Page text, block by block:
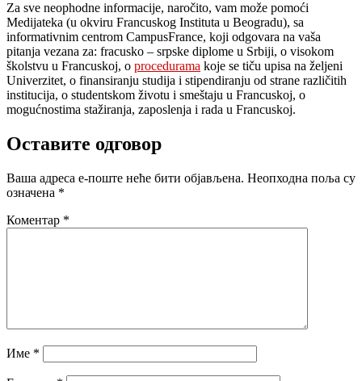
Za sve neophodne informacije, naročito, vam može pomoći
Medijateka (u okviru Francuskog Instituta u Beogradu), sa
informativnim centrom CampusFrance, koji odgovara na vaša
pitanja vezana za: fracusko – srpske diplome u Srbiji, o visokom
školstvu u Francuskoj, o procedurama koje se tiču upisa na željeni
Univerzitet, o finansiranju studija i stipendiranju od strane različitih
institucija, o studentskom životu i smeštaju u Francuskoj, o
mogućnostima stažiranja, zaposlenja i rada u Francuskoj.
Оставите одговор
Ваша адреса е-поште неће бити објављена. Неопходна поља су
означена *
Коментар *
Име *